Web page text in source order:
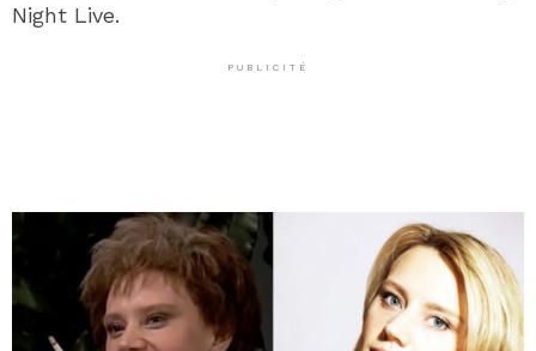
Night Live.
PUBLICITÉ